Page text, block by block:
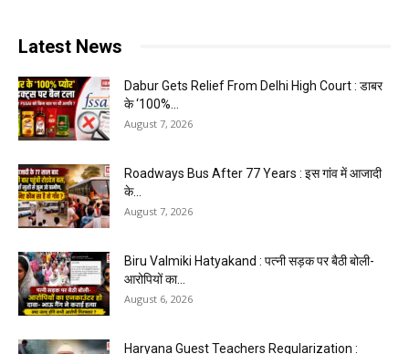
Latest News
Dabur Gets Relief From Delhi High Court : डाबर
के ‘100%...
August 7, 2026
Roadways Bus After 77 Years : इस गांव में आजादी
के...
August 7, 2026
Biru Valmiki Hatyakand : पत्नी सड़क पर बैठी बोली-
आरोपियों का...
August 6, 2026
Haryana Guest Teachers Regularization :